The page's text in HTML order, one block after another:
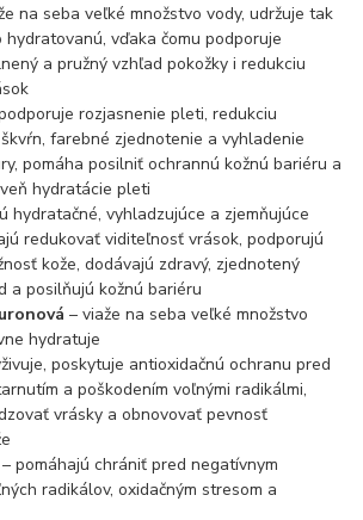
na seba veľké množstvo vody, udržuje tak
hydratovanú, vďaka čomu podporuje
a pružný vzhľad pokožky i redukciu
rozjasnenie pleti, redukciu
farebné zjednotenie a vyhladenie
pomáha posilniť ochrannú kožnú bariéru a
hydratácie pleti
hydratačné, vyhladzujúce a zjemňujúce
redukovať viditeľnosť vrások, podporujú
kože, dodávajú zdravý, zjednotený
a posilňujú kožnú bariéru
–⁠⁠⁠⁠⁠⁠ viaže na seba veľké množstvo
hydratuje
poskytuje antioxidačnú ochranu pred
a poškodením voľnými radikálmi,
vrásky a obnovovať pevnosť
pomáhajú chrániť pred negatívnym
radikálov, oxidačným stresom a